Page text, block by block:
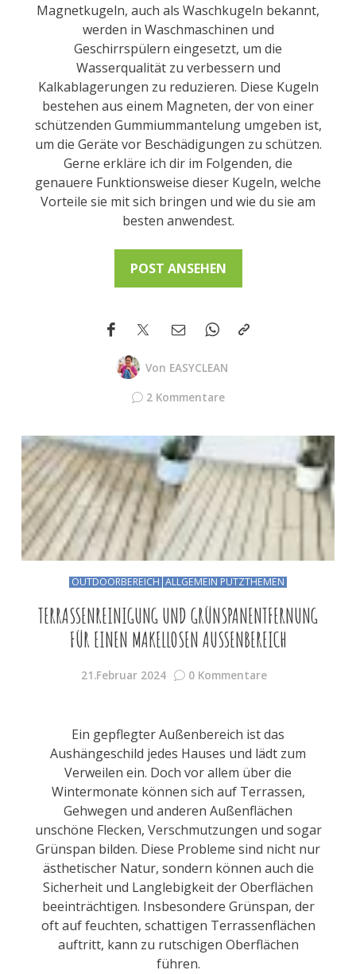
Magnetkugeln, auch als Waschkugeln bekannt,
werden in Waschmaschinen und
Geschirrspülern eingesetzt, um die
Wasserqualität zu verbessern und
Kalkablagerungen zu reduzieren. Diese Kugeln
bestehen aus einem Magneten, der von einer
schützenden Gummiummantelung umgeben ist,
um die Geräte vor Beschädigungen zu schützen.
Gerne erkläre ich dir im Folgenden, die
genauere Funktionsweise dieser Kugeln, welche
Vorteile sie mit sich bringen und wie du sie am
besten anwendest.
POST ANSEHEN
Von EASYCLEAN
2 Kommentare
OUTDOORBEREICH ALLGEMEIN PUTZTHEMEN
TERRASSENREINIGUNG UND GRÜNSPANENTFERNUNG
FÜR EINEN MAKELLOSEN AUSSENBEREICH
21.Februar 2024 0 Kommentare
Ein gepflegter Außenbereich ist das
Aushängeschild jedes Hauses und lädt zum
Verweilen ein. Doch vor allem über die
Wintermonate können sich auf Terrassen,
Gehwegen und anderen Außenflächen
unschöne Flecken, Verschmutzungen und sogar
Grünspan bilden. Diese Probleme sind nicht nur
ästhetischer Natur, sondern können auch die
Sicherheit und Langlebigkeit der Oberflächen
beeinträchtigen. Insbesondere Grünspan, der
oft auf feuchten, schattigen Terrassenflächen
auftritt, kann zu rutschigen Oberflächen
führen.